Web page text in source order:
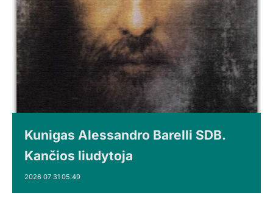
Kunigas Alessandro Barelli SDB.
Kančios liudytoja
2026 07 31 05:49